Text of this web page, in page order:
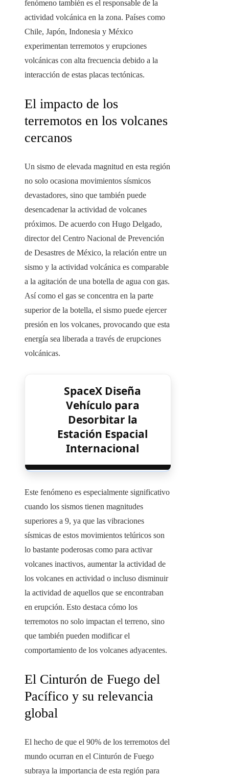
fenómeno también es el responsable de la
actividad volcánica en la zona. Países como
Chile, Japón, Indonesia y México
experimentan terremotos y erupciones
volcánicas con alta frecuencia debido a la
interacción de estas placas tectónicas.
El impacto de los
terremotos en los volcanes
cercanos
Un sismo de elevada magnitud en esta región
no solo ocasiona movimientos sísmicos
devastadores, sino que también puede
desencadenar la actividad de volcanes
próximos. De acuerdo con Hugo Delgado,
director del Centro Nacional de Prevención
de Desastres de México, la relación entre un
sismo y la actividad volcánica es comparable
a la agitación de una botella de agua con gas.
Así como el gas se concentra en la parte
superior de la botella, el sismo puede ejercer
presión en los volcanes, provocando que esta
energía sea liberada a través de erupciones
volcánicas.
SpaceX Diseña
Vehículo para
Desorbitar la
Estación Espacial
Internacional
Este fenómeno es especialmente significativo
cuando los sismos tienen magnitudes
superiores a 9, ya que las vibraciones
sísmicas de estos movimientos telúricos son
lo bastante poderosas como para activar
volcanes inactivos, aumentar la actividad de
los volcanes en actividad o incluso disminuir
la actividad de aquellos que se encontraban
en erupción. Esto destaca cómo los
terremotos no solo impactan el terreno, sino
que también pueden modificar el
comportamiento de los volcanes adyacentes.
El Cinturón de Fuego del
Pacífico y su relevancia
global
El hecho de que el 90% de los terremotos del
mundo ocurran en el Cinturón de Fuego
subraya la importancia de esta región para